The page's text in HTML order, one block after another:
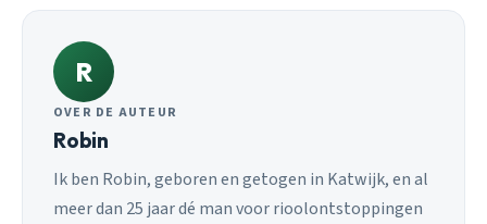
R
OVER DE AUTEUR
Robin
Ik ben Robin, geboren en getogen in Katwijk, en al
meer dan 25 jaar dé man voor rioolontstoppingen